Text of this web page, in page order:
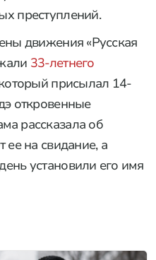
преступлений.
движения «Русская
33-летнего
присылал 14-
откровенные
рассказала об
ее на свидание, а
установили его имя